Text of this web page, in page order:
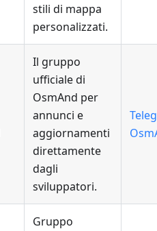
stili di mappa
personalizzati.
Il gruppo
ufficiale di
OsmAnd per
annunci e
aggiornamenti
direttamente
dagli
sviluppatori.
Gruppo